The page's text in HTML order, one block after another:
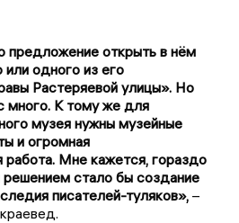
предложение открыть в нём
или одного из его
Растеряевой улицы». Но
много. К тому же для
музея нужны музейные
и огромная
работа. Мне кажется, гораздо
стало бы создание
писателей-туляков», –